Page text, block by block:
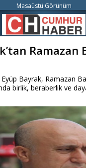
Ramazan
Bayrak, Ramazan
birlik, beraberlik ve
Masaüstü Görünüm